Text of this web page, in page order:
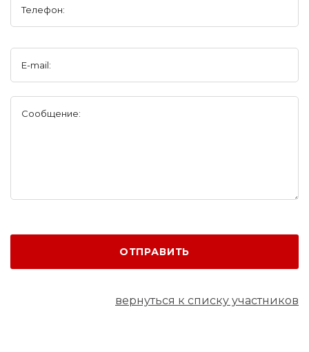
Телефон:
E-mail:
Сообщение:
ОТПРАВИТЬ
вернуться к списку участников